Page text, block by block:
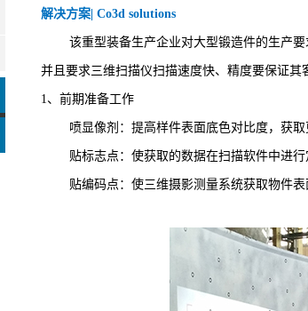
解决方案| Co3d solutions
该重型装备生产企业对大型锻造件的生产
并且要求三维扫描仪扫描速度快、精度要保证其
1、前期准备工作
喷显像剂：提高样件表面底色对比度，获取
贴标志点：使获取的数据在扫描软件中进行
贴编码点：使三维摄影测量系统获取物件表